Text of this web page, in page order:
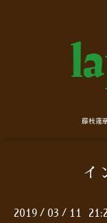
藤枝蓮
イ
2019 / 03 / 11